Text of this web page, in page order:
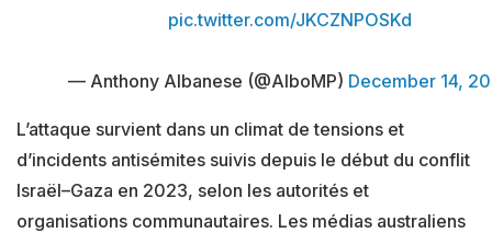
pic.twitter.com/JKCZNPOSKd
— Anthony Albanese (@AlboMP) December 14,
L’attaque survient dans un climat de tensions et
d’incidents antisémites suivis depuis le début du conflit
Israël–Gaza en 2023, selon les autorités et
organisations communautaires. Les médias australiens